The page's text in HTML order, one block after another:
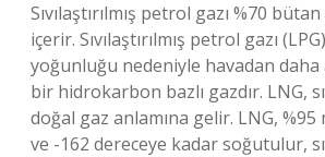
Sıvılaştırılmış petrol gazı %70
içerir. Sıvılaştırılmış petrol gazı
yoğunluğu nedeniyle havadan daha
bir hidrokarbon bazlı gazdır. LNG,
doğal gaz anlamına gelir. LNG, %95
ve -162 dereceye kadar soğutulur,